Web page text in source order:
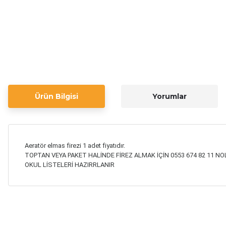
Ürün Bilgisi Yorumlar
Aeratör elmas firezi 1 adet fiyatıdır.
TOPTAN VEYA PAKET HALİNDE FİREZ ALMAK İÇİN 0553 674 82 11
OKUL LİSTELERİ HAZIRRLANIR